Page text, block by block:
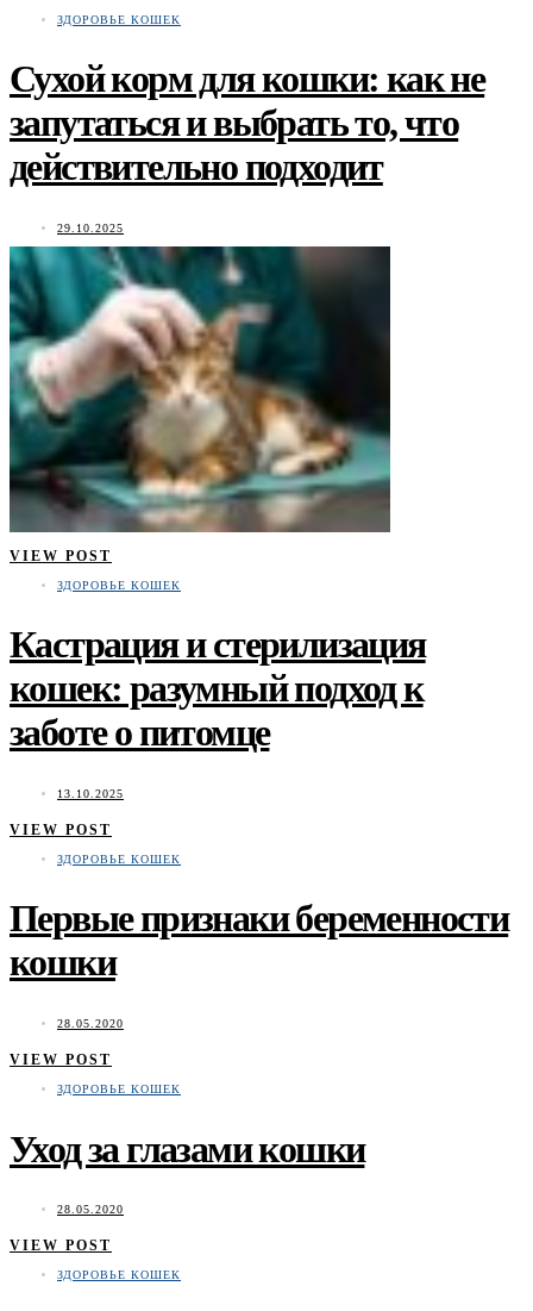
ЗДОРОВЬЕ КОШЕК
Сухой корм для кошки: как не
запутаться и выбрать то, что
действительно подходит
29.10.2025
VIEW POST
ЗДОРОВЬЕ КОШЕК
Кастрация и стерилизация
кошек: разумный подход к
заботе о питомце
13.10.2025
VIEW POST
ЗДОРОВЬЕ КОШЕК
Первые признаки беременности
кошки
28.05.2020
VIEW POST
ЗДОРОВЬЕ КОШЕК
Уход за глазами кошки
28.05.2020
VIEW POST
ЗДОРОВЬЕ КОШЕК